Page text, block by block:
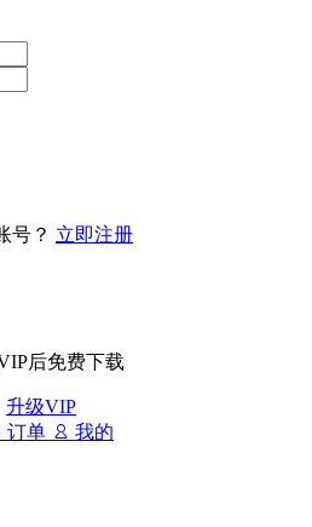
号？ 立即注册
后免费下载
升级VIP
订单 我的